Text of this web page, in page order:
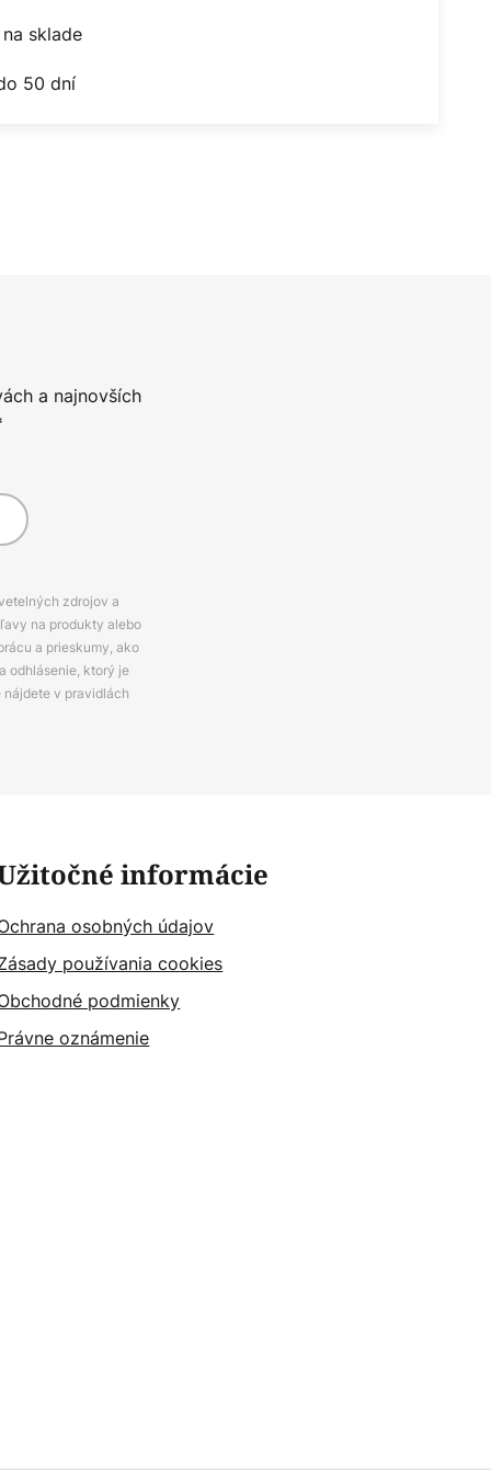
sklade
50 dní
a najnovších
zdrojov a
na produkty alebo
a prieskumy, ako
odhlásenie, ktorý je
nájdete v pravidlách
informácie
osobných údajov
používania cookies
podmienky
oznámenie